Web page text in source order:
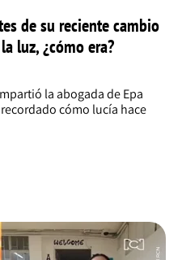
de su reciente cambio
luz, ¿cómo era?
la abogada de Epa
cómo lucía hace